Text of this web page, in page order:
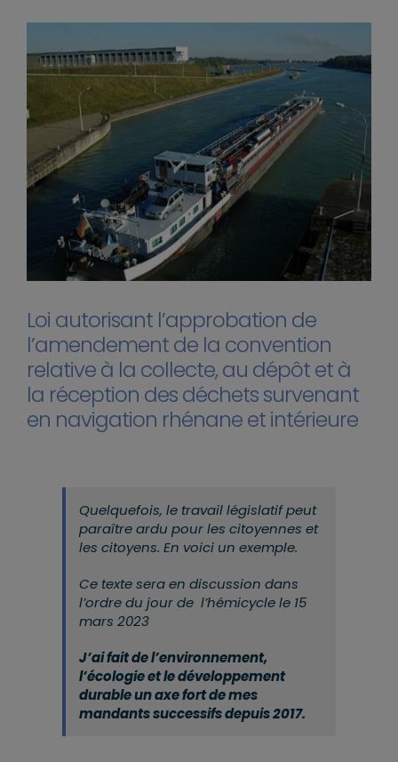
Loi autorisant l’approbation de
l’amendement de la convention
relative à la collecte, au dépôt et à
la réception des déchets survenant
en navigation rhénane et intérieure
Quelquefois, le travail législatif peut
paraître ardu pour les citoyennes et
les citoyens. En voici un exemple.
Ce texte sera en discussion dans
l’ordre du jour de l’hémicycle le 15
mars 2023
J’ai fait de l’environnement,
l’écologie et le développement
durable un axe fort de mes
mandants successifs depuis 2017.